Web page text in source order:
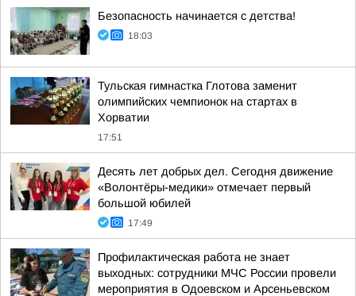
Безопасность начинается с детства!
18:03
Тульская гимнастка Глотова заменит
олимпийских чемпионок на стартах в
Хорватии
17:51
Десять лет добрых дел. Сегодня движение
«Волонтёры-медики» отмечает первый
большой юбилей
17:49
Профилактическая работа не знает
выходных: сотрудники МЧС России провели
мероприятия в Одоевском и Арсеньевском